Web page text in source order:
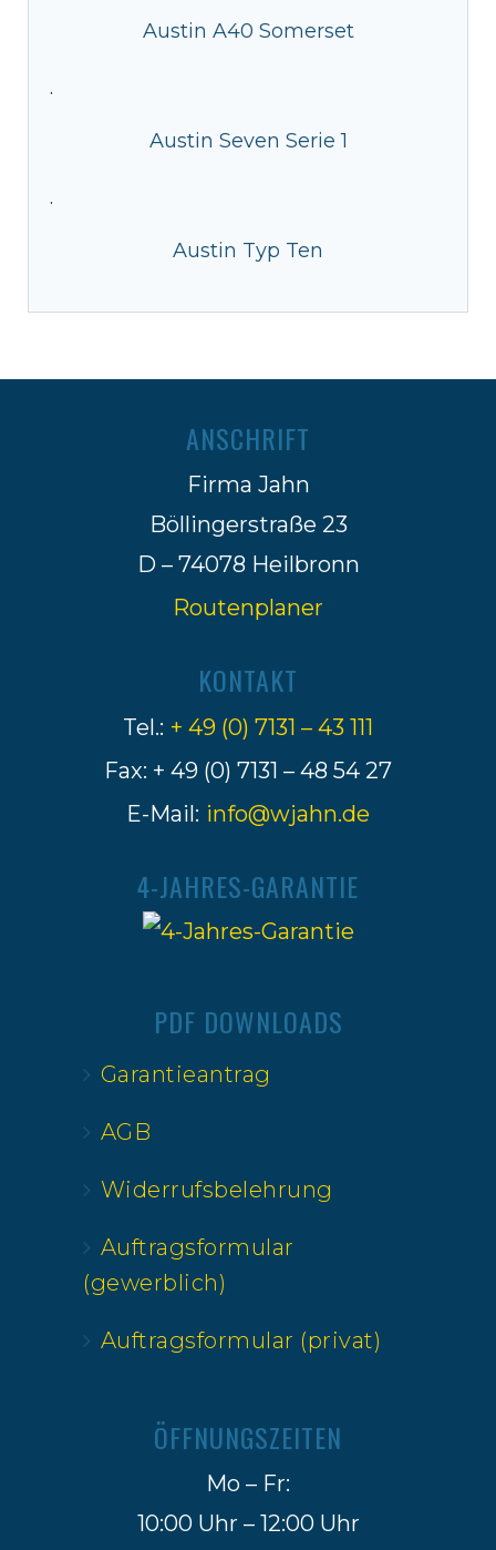
Austin A40 Somerset
·
Austin Seven Serie 1
·
Austin Typ Ten
ANSCHRIFT
Firma Jahn
Böllingerstraße 23
D – 74078 Heilbronn
Routenplaner
KONTAKT
Tel.: + 49 (0) 7131 – 43 111
Fax: + 49 (0) 7131 – 48 54 27
E-Mail: info@wjahn.de
4-JAHRES-GARANTIE
PDF DOWNLOADS
Garantieantrag
AGB
Widerrufsbelehrung
Auftragsformular
(gewerblich)
Auftragsformular (privat)
ÖFFNUNGSZEITEN
Mo – Fr:
10:00 Uhr – 12:00 Uhr